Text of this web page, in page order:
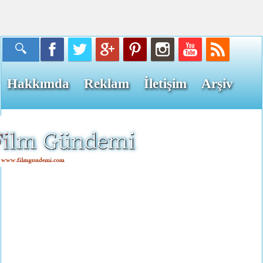
Hakkımda Reklam İletişim Arşiv